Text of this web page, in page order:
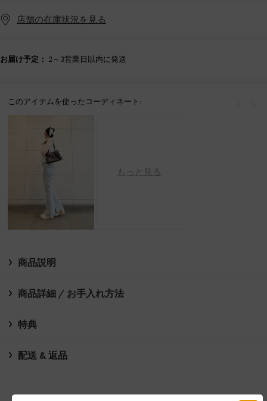
店舗の在庫状況を見る
お届け予定： 2～3営業日以内に発送
このアイテムを使ったコーディネート:
もっと見る
商品説明
商品詳細 / お手入れ方法
特典
配送 & 返品